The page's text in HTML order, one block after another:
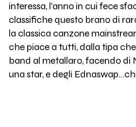
interessa, l'anno in cui fece
classifiche questo brano di
la classica canzone
che piace a tutti, dalla tipa
band al metallaro, facendo di
una star, e degli